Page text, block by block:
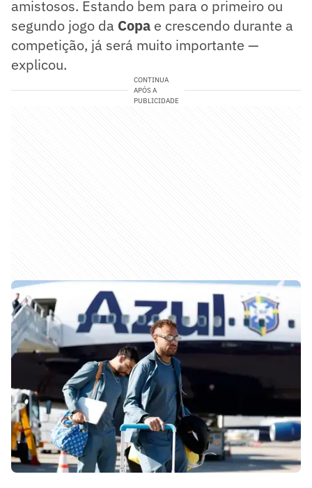
amistosos. Estando bem para o primeiro ou
segundo jogo da Copa e crescendo durante a
competição, já será muito importante —
explicou.
CONTINUA
APÓS A
PUBLICIDADE